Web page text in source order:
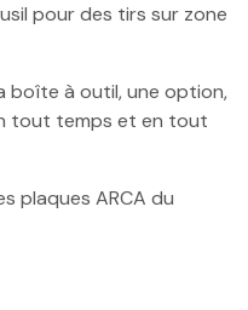
pour des tirs sur zone
boîte à outil, une option,
tout temps et en tout
plaques ARCA du